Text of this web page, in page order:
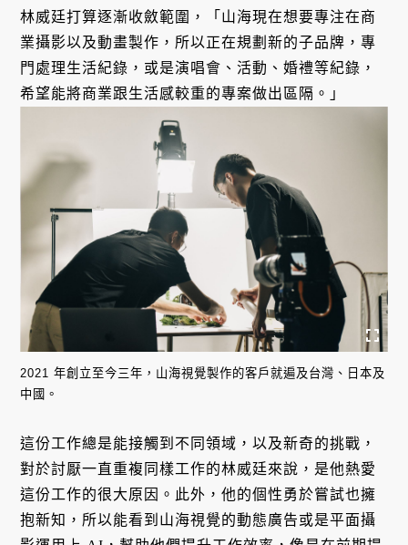
林威廷打算逐漸收斂範圍，「山海現在想要專注在商
業攝影以及動畫製作，所以正在規劃新的子品牌，專
門處理生活紀錄，或是演唱會、活動、婚禮等紀錄，
希望能將商業跟生活感較重的專案做出區隔。」
2021 年創立至今三年，山海視覺製作的客戶就遍及台灣、日本及
中國。
這份工作總是能接觸到不同領域，以及新奇的挑戰，
對於討厭一直重複同樣工作的林威廷來說，是他熱愛
這份工作的很大原因。此外，他的個性勇於嘗試也擁
抱新知，所以能看到山海視覺的動態廣告或是平面攝